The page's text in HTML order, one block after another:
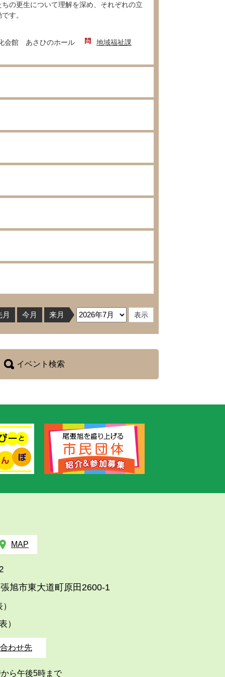
の更生について理解を深め、それぞれの立
す。
会館 あさひのホール 地域福祉課
月 今月 来月
イベント検索
MAP
旭市東大道町原田2600-1
）
わせ先
ら午後5時まで